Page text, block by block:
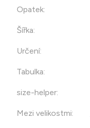
Opatek:
Šířka:
Určení:
Tabulka:
size-helper:
Mezi velikostmi: